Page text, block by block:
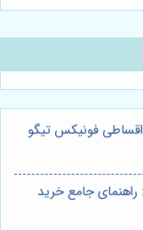
فونیکس تیگو
جامع خرید